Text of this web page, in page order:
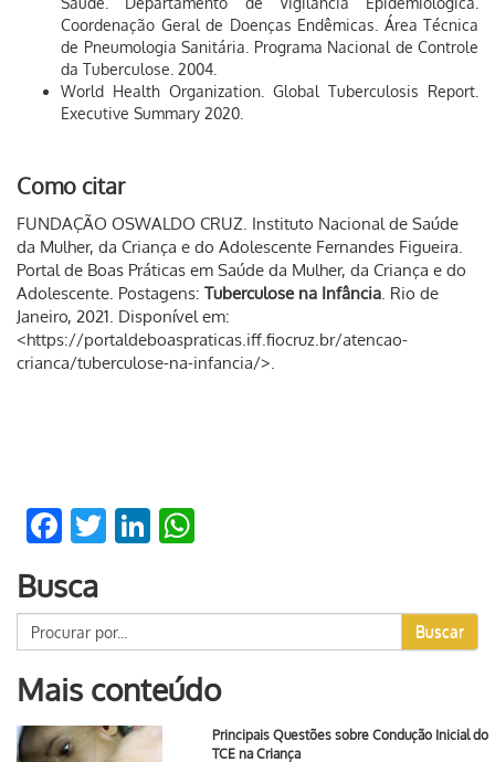
Coordenação Geral de Doenças Endêmicas. Área Técnica
de Pneumologia Sanitária. Programa Nacional de Controle
da Tuberculose. 2004.
World Health Organization. Global Tuberculosis Report.
Executive Summary 2020.
Como citar
FUNDAÇÃO OSWALDO CRUZ. Instituto Nacional de Saúde
da Mulher, da Criança e do Adolescente Fernandes Figueira.
Portal de Boas Práticas em Saúde da Mulher, da Criança e do
Adolescente. Postagens: Tuberculose na Infância. Rio de
Janeiro, 2021. Disponível em:
<https://portaldeboaspraticas.iff.fiocruz.br/atencao-
crianca/tuberculose-na-infancia/>.
Facebook
TwitterLinkedIn
Busca
Buscar
Mais conteúdo
Principais Questões sobre Condução Inicial do
TCE na Criança